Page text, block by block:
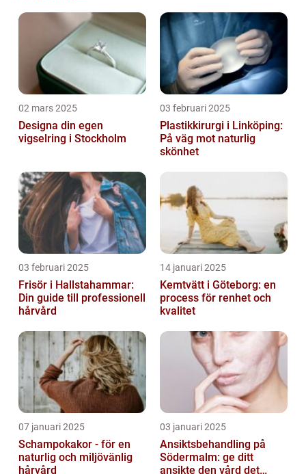
02 mars 2025
Designa din egen
vigselring i Stockholm
03 februari 2025
Plastikkirurgi i Linköping:
På väg mot naturlig
skönhet
03 februari 2025
Frisör i Hallstahammar:
Din guide till professionell
hårvård
14 januari 2025
Kemtvätt i Göteborg: en
process för renhet och
kvalitet
07 januari 2025
Schampokakor - för en
naturlig och miljövänlig
hårvård
03 januari 2025
Ansiktsbehandling på
Södermalm: ge ditt
ansikte den vård det